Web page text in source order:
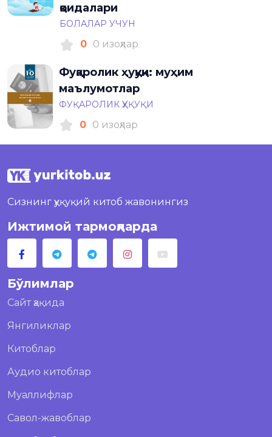
қоидалари
БОЛАЛАР УЧУН
0 0 изоҳлар
Фуқаролик ҳуқуқи: муҳим
маълумотлар
ФУҚАРОЛИК ҲУҚУҚИ
0 0 изоҳлар
Сизнинг ҳуқуқий китоб жавонингиз
Ижтимой тармоқларда
Бўлимлар
Сайт ҳақида
Янгиликлар
Китоблар
Аудио китоблар
Муаллифлар
Савол-жавоблар